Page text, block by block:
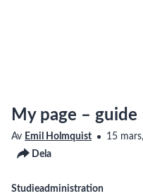
My page – guide
Av Emil Holmquist
15
Dela
Studieadministration